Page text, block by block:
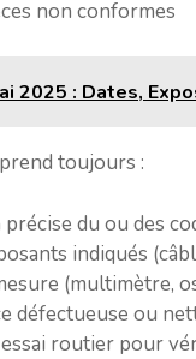
non conformes
2025 : Dates,
toujours :
du ou des
indiqués
(multimètre,
défectueuse ou
routier pour